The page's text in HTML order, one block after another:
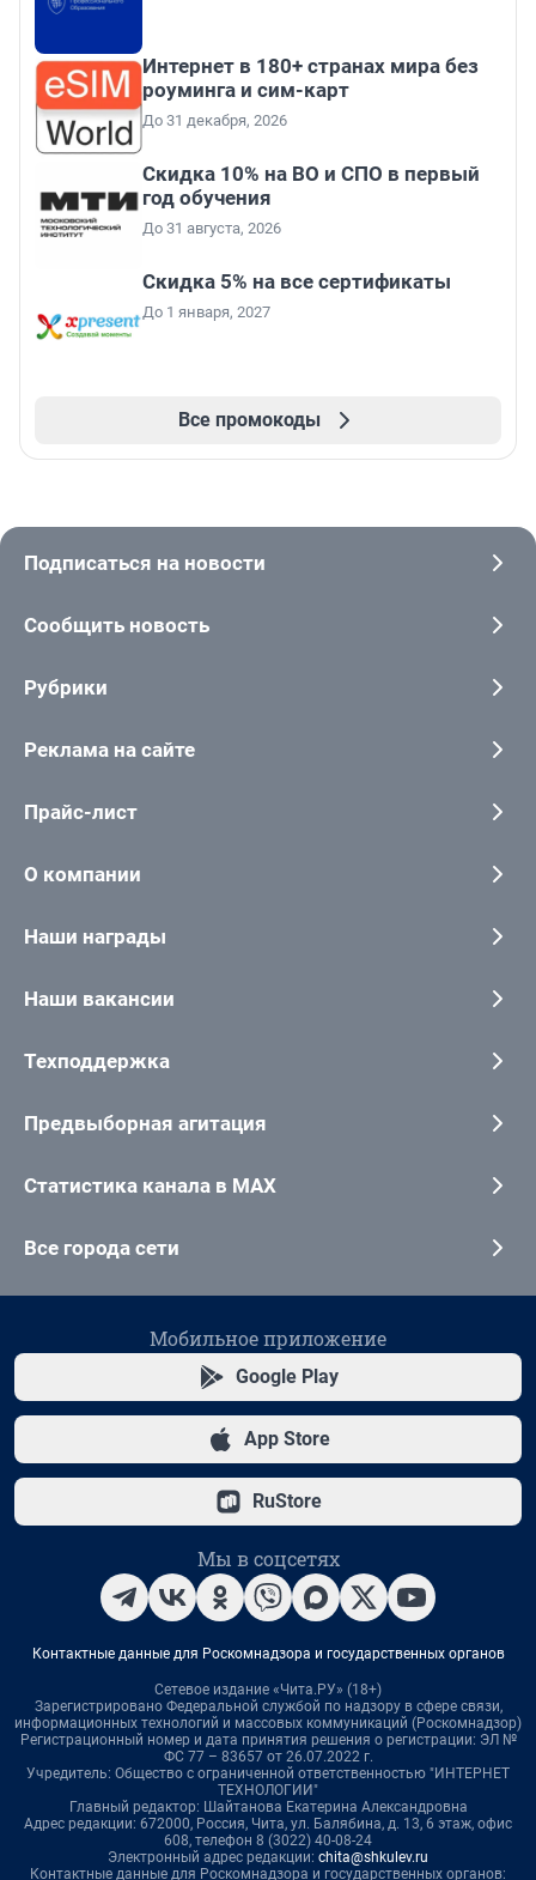
Интернет в 180+ странах мира без
роуминга и сим-карт
До 31 декабря, 2026
Скидка 10% на ВО и СПО в первый
год обучения
До 31 августа, 2026
Скидка 5% на все сертификаты
До 1 января, 2027
Все промокоды
Подписаться на новости
Сообщить новость
Рубрики
Реклама на сайте
Прайс-лист
О компании
Наши награды
Наши вакансии
Техподдержка
Предвыборная агитация
Статистика канала в MAX
Все города сети
Мобильное приложение
Google Play
App Store
RuStore
Мы в соцсетях
Контактные данные для Роскомнадзора и государственных органов
Сетевое издание «Чита.РУ» (18+)
Зарегистрировано Федеральной службой по надзору в сфере связи,
информационных технологий и массовых коммуникаций (Роскомнадзор)
Регистрационный номер и дата принятия решения о регистрации: ЭЛ №
ФС 77 – 83657 от 26.07.2022 г.
Учредитель: Общество с ограниченной ответственностью "ИНТЕРНЕТ
ТЕХНОЛОГИИ"
Главный редактор: Шайтанова Екатерина Александровна
Адрес редакции: 672000, Россия, Чита, ул. Балябина, д. 13, 6 этаж, офис
608, телефон 8 (3022) 40-08-24
Электронный адрес редакции: chita@shkulev.ru
Контактные данные для Роскомнадзора и государственных органов: